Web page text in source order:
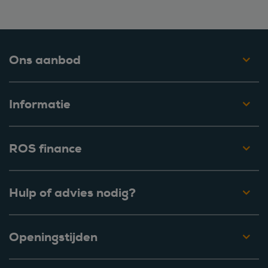
Ons aanbod
Informatie
ROS finance
Hulp of advies nodig?
Openingstijden